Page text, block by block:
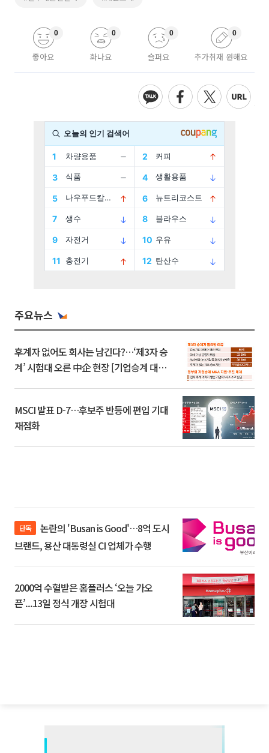
좋아요
0
화나요
0
슬퍼요
0
추가취재 원해요
0
주요뉴스
후계자 없어도 회사는 남긴다?…‘제3자 승
계’ 시험대 오른 中企 현장 [기업승계 대전
MSCI 발표 D-7…후보주 반등에 편입 기대
재점화
단독
브랜드, 용산 대통령실 CI 업체가 수행
2000억 수혈받은 홈플러스 ‘오늘 가오
픈’...13일 정식 개장 시험대